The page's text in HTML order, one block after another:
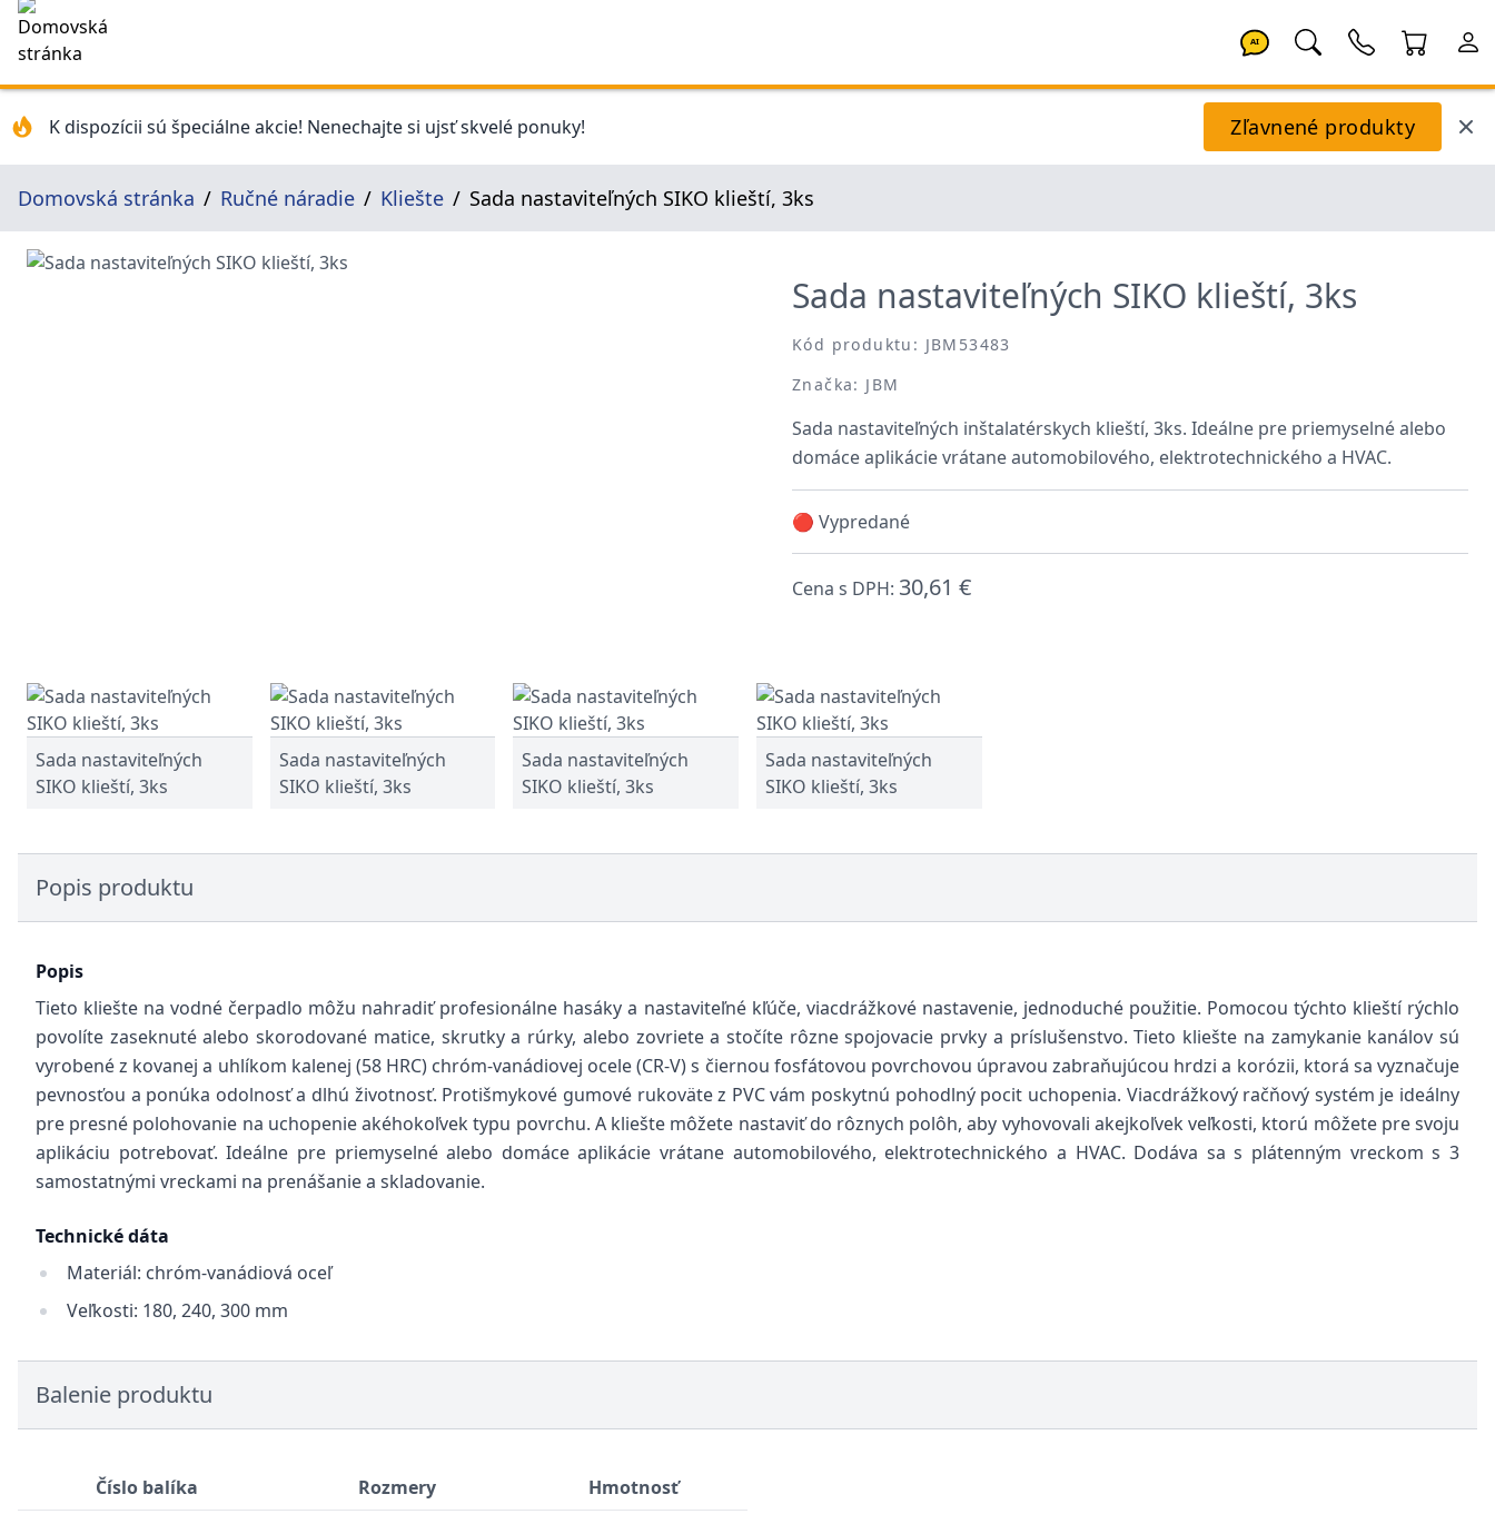
AI
K dispozícii sú špeciálne akcie! Nenechajte si ujsť skvelé ponuky! Zľavnené produkty
Domovská stránka Ručné náradie Kliešte Sada nastaviteľných SIKO klieští, 3ks
Sada nastaviteľných SIKO klieští, 3ks
Kód produktu: JBM53483
Značka: JBM
Sada nastaviteľných inštalatérskych klieští, 3ks. Ideálne pre priemyselné alebo
domáce aplikácie vrátane automobilového, elektrotechnického a HVAC.
🔴 Vypredané
Cena s DPH: 30,61 €
Sada nastaviteľných
SIKO klieští, 3ks
Sada nastaviteľných
SIKO klieští, 3ks
Sada nastaviteľných
SIKO klieští, 3ks
Sada nastaviteľných
SIKO klieští, 3ks
Popis produktu
Popis
Tieto kliešte na vodné čerpadlo môžu nahradiť profesionálne hasáky a nastaviteľné kľúče, viacdrážkové nastavenie, jednoduché použitie. Pomocou týchto klieští rýchlo
povolíte zaseknuté alebo skorodované matice, skrutky a rúrky, alebo zovriete a stočíte rôzne spojovacie prvky a príslušenstvo. Tieto kliešte na zamykanie kanálov sú
vyrobené z kovanej a uhlíkom kalenej (58 HRC) chróm-vanádiovej ocele (CR-V) s čiernou fosfátovou povrchovou úpravou zabraňujúcou hrdzi a korózii, ktorá sa vyznačuje
pevnosťou a ponúka odolnosť a dlhú životnosť. Protišmykové gumové rukoväte z PVC vám poskytnú pohodlný pocit uchopenia. Viacdrážkový račňový systém je ideálny
pre presné polohovanie na uchopenie akéhokoľvek typu povrchu. A kliešte môžete nastaviť do rôznych polôh, aby vyhovovali akejkoľvek veľkosti, ktorú môžete pre svoju
aplikáciu potrebovať. Ideálne pre priemyselné alebo domáce aplikácie vrátane automobilového, elektrotechnického a HVAC. Dodáva sa s plátenným vreckom s 3
samostatnými vreckami na prenášanie a skladovanie.
Technické dáta
Materiál: chróm-vanádiová oceľ
Veľkosti: 180, 240, 300 mm
Balenie produktu
Číslo balíka Rozmery
Hmotnosť